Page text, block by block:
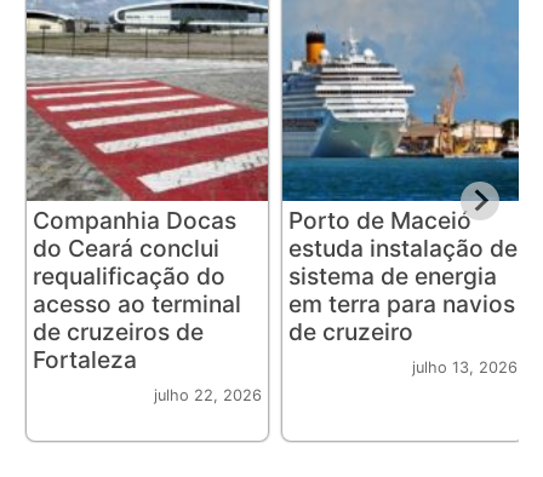
Companhia Docas
do Ceará conclui
requalificação do
acesso ao terminal
de cruzeiros de
Fortaleza
julho 22, 2026
Porto de Maceió
estuda instalação de
sistema de energia
em terra para navios
de cruzeiro
julho 13, 2026